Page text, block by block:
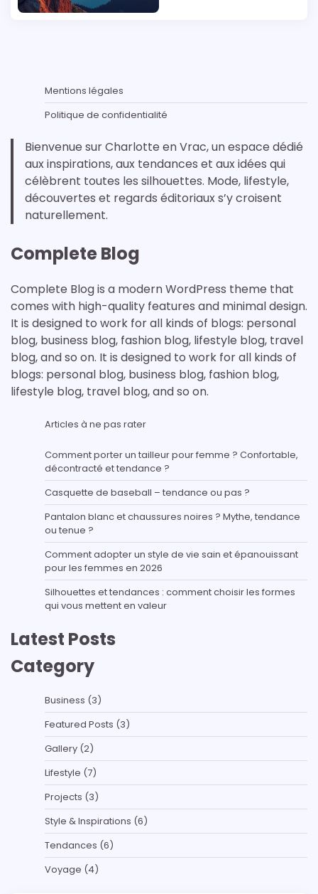
Mentions légales
Politique de confidentialité
Bienvenue sur Charlotte en Vrac, un espace dédié
aux inspirations, aux tendances et aux idées qui
célèbrent toutes les silhouettes. Mode, lifestyle,
découvertes et regards éditoriaux s’y croisent
naturellement.
Complete Blog
Complete Blog is a modern WordPress theme that
comes with high-quality features and minimal design.
It is designed to work for all kinds of blogs: personal
blog, business blog, fashion blog, lifestyle blog, travel
blog, and so on. It is designed to work for all kinds of
blogs: personal blog, business blog, fashion blog,
lifestyle blog, travel blog, and so on.
Articles à ne pas rater
Comment porter un tailleur pour femme ? Confortable,
décontracté et tendance ?
Casquette de baseball – tendance ou pas ?
Pantalon blanc et chaussures noires ? Mythe, tendance
ou tenue ?
Comment adopter un style de vie sain et épanouissant
pour les femmes en 2026
Silhouettes et tendances : comment choisir les formes
qui vous mettent en valeur
Latest Posts
Category
Business (3)
Featured Posts (3)
Gallery (2)
Lifestyle (7)
Projects (3)
Style & Inspirations (6)
Tendances (6)
Voyage (4)